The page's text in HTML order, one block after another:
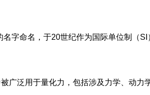
名字命名，于20世纪作为国际单位制（
广泛用于量化力，包括涉及力学、动力